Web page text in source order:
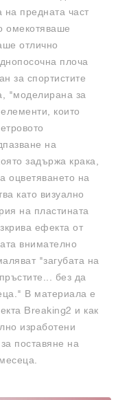
предната част
омекотяваше
отлично
плоча
за спортистите
"моделирана за
които
на
задържа крака,
оцветяването на
като визуално
на пластината
ефекта от
внимателно
"загубата на
без да
В материала е
Breaking2 и как
изработени
поставяне на